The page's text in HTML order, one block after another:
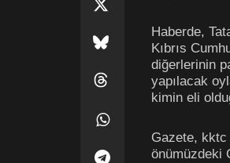
Haberde,
Kıbrıs
diğerlerinin
yapılacak
kimin eli
Gazete, kktc
önümüzdeki